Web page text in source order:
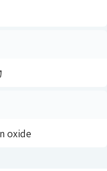
oxide